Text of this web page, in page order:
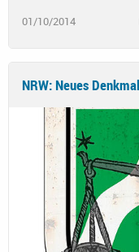
01/10/2014
NRW: Neues